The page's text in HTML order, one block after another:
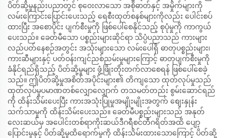
ပိတ်ဆို့မှုနည်းပညာတွင် စုဝေးလာသော အစိုဓာတ်နှင့် အမှိုက်များကို
လမ်းကြောင်းပြောင်းပေးသည့် ရေစီးထုတ်စနစ်များကိုလည်း ပေါင်းစပ်
ထားပြီး အစောပိုင်း ပျက်စီးမှုကို ဖြစ်ပေါ်စေနိုင်သည့် စုပုံမှုကို ကာကွယ်
ပေးသည်။ ခေတ်မီသော ပစ္စည်းများဆိုင်ရာ သိပ္ပံပညာသည် ကားများ
လည်ပတ်နေစဉ်အတွင်း အသုံးများသော လမ်းပေါ်ရှိ ဓာတုပစ္စည်းများ၊
ကားဆီများနှင့် ပတ်ဝန်းကျင်ညစ်ညမ်းမှုများကြောင့် ဓာတုပျက်စီးမှုကို
ခံနိုင်ရည်ရှိသည့် ပိတ်ဆို့မှုများ ဖွံ့ဖြိုးတိုးတက်လာစေရန် ဖြစ်ပေါ်စေခဲ့
သည်။ ဤပိတ်ဆို့မှုအစိတ်အပိုင်းများ၏ တိကျသော ထုတ်လုပ်မှုသည်
ထုတ်လုပ်မှုပမာဏတစ်လျှောလျှောက် တသမတ်တည်း စွမ်းဆောင်ရည်
ကို ထိန်းသိမ်းပေးပြီး ကားအသုံးပြုမှုအမျိုးမျိုးအတွက် စျေးနှုန်း
သက်သာမှုကို ထိန်းသိမ်းပေးသည်။ ခေတ်မီပစ္စည်းများသည် အနုတ်
လေးဆယ်မှ အပေါင်းတစ်ရာကိုးဆယ်ဒီဂရီစင်တီဂရိတ်အထိ ပျော့
ပြောင်းမှုနှင့် ပိတ်ဆို့မှုထိရောက်မှုကို ထိန်းသိမ်းထားသောကြောင့် ပိတ်ဆို့